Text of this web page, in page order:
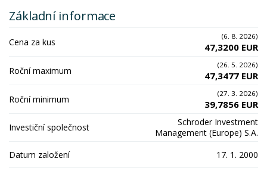
Základní informace
Cena za kus (6. 8. 2026)
47,3200 EUR
Roční maximum (26. 5. 2026)
47,3477 EUR
Roční minimum (27. 3. 2026)
39,7856 EUR
Investiční společnost
Schroder Investment
Management (Europe) S.A.
Datum založení
17. 1. 2000